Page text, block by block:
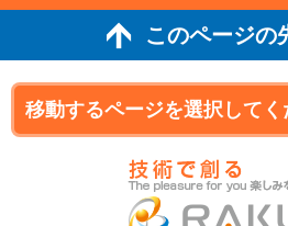
このページの